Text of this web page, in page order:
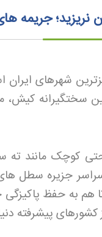
نریزید؛
شهرهای
سختگیرانه کیش،
حتی کوچک مانند ته
جزیره سطل های
هم به حفظ
کشورهای پیشرفته